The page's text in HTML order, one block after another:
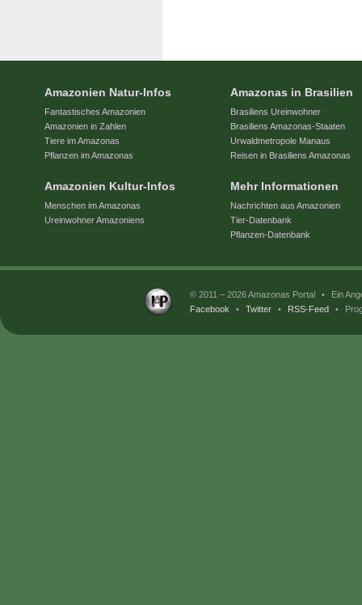
Amazonien Natur-Infos
Fantastisches Amazonien
Amazonien in Zahlen
Tiere im Amazonas
Pflanzen im Amazonas
Amazonien Kultur-Infos
Menschen im Amazonas
Ureinwohner Amazoniens
Amazonas in Brasilien
Brasiliens Ureinwohner
Brasiliens Amazonas-Staaten
Urwaldmetropole Manaus
Reisen in Brasiliens Amazonas
Mehr Informationen
Nachrichten aus Amazonien
Tier-Datenbank
Pflanzen-Datenbank
© 2011 – 2026 Amazonas Portal •
Ein
Facebook
• Twitter • RSS-Feed •